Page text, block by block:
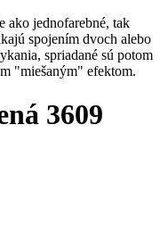
ako jednofarebné, tak
spojením dvoch alebo
spriadané sú potom
"miešaným" efektom.
3609